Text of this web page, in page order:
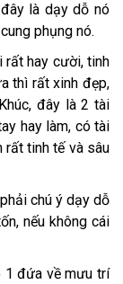
là dạy dỗ nó
phụng nó.
rất hay cười, tinh
thì rất xinh đẹp,
đây là 2 tài
hay làm, có tài
rất tinh tế và sâu
chú ý dạy dỗ
nếu không cái
1 đứa về mưu trí